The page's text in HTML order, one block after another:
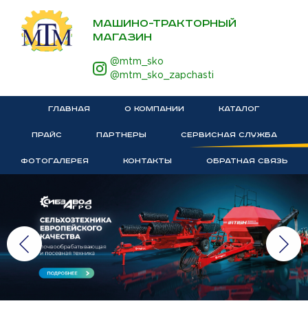
МАШИНО-ТРАКТОРНЫЙ
МАГАЗИН
@mtm_sko
@mtm_sko_zapchasti
ГЛАВНАЯ О КОМПАНИИ КАТАЛОГ
ПРАЙС ПАРТНЕРЫ СЕРВИСНАЯ СЛУЖБА
ФОТОГАЛЕРЕЯ КОНТАКТЫ ОБРАТНАЯ СВЯЗЬ